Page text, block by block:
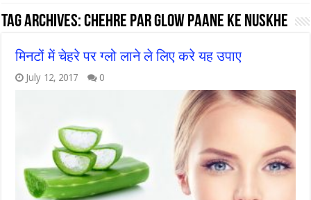
Tag Archives:chehre par glow paane ke nuskhe
मिनटों में चेहरे पर ग्लो लाने ले लिए करे यह उपाए
July 12, 2017 0